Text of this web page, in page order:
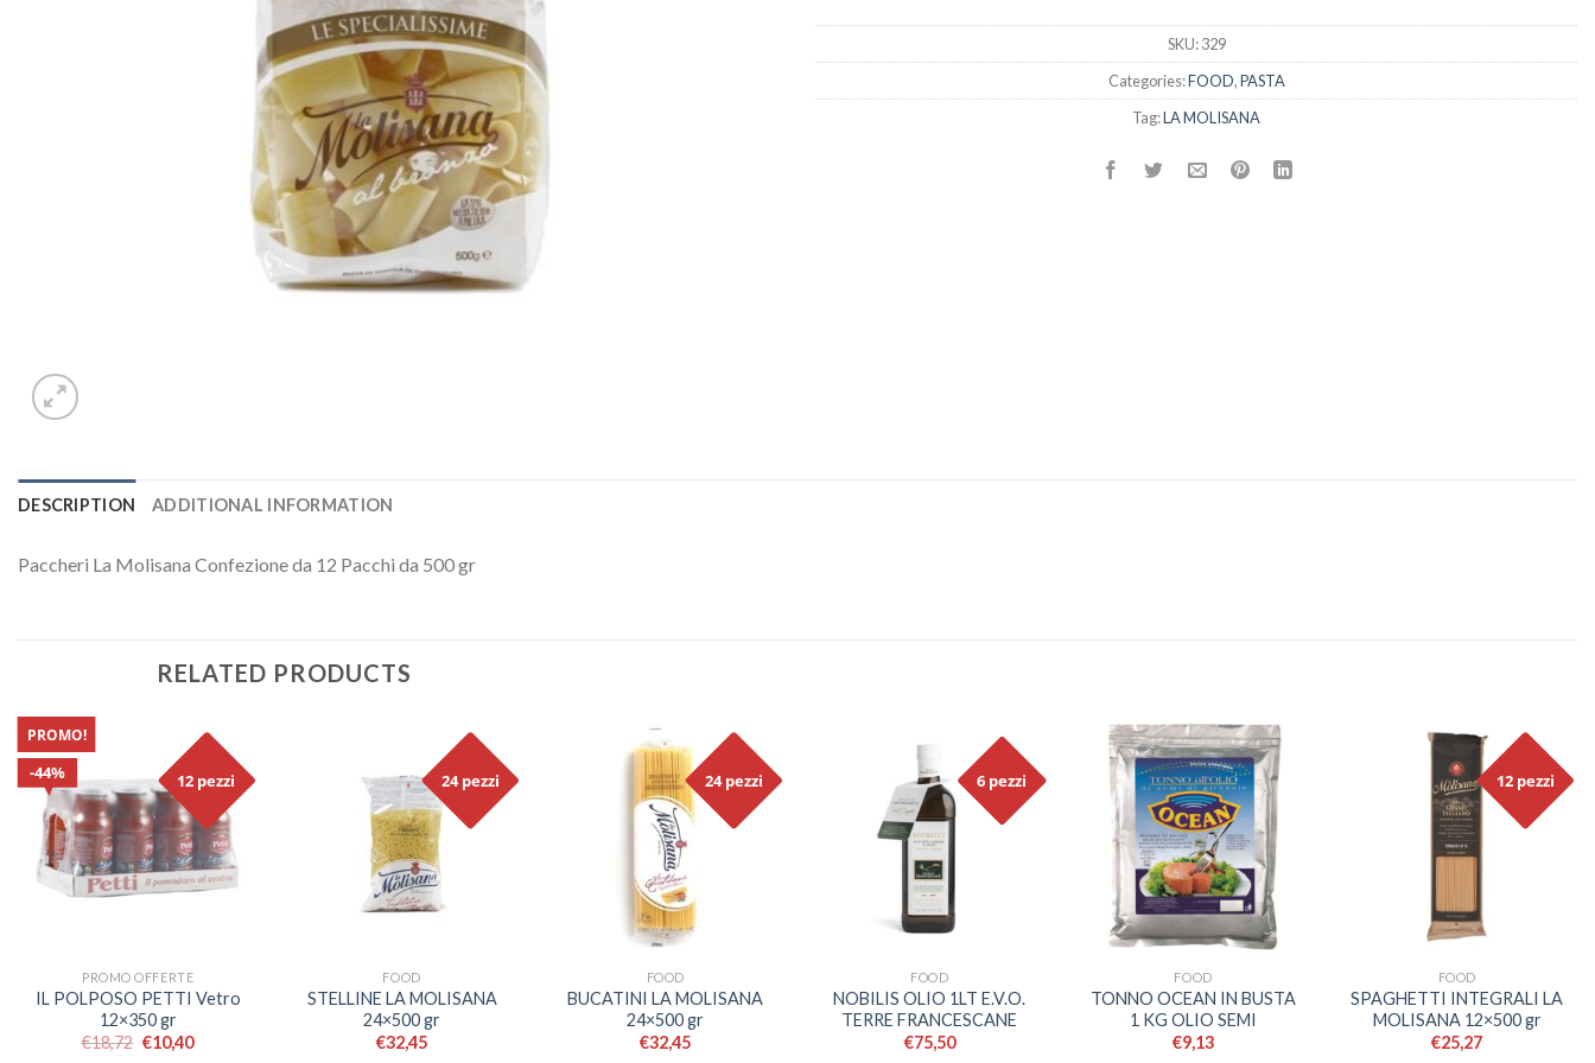
SKU:329
Categories:FOOD,PASTA
Tag:LA MOLISANA
DESCRIPTION ADDITIONAL INFORMATION
Paccheri La Molisana Confezione da 12 Pacchi da 500 gr
RELATED PRODUCTS
12 pezzi
44%
PROMO!
PROMO OFFERTE
IL POLPOSO PETTI Vetro
12×350 gr
€18,72 €10,40
24 pezzi
FOOD
STELLINE LA MOLISANA
24×500 gr
€32,45
24 pezzi
FOOD
BUCATINI LA MOLISANA
24×500 gr
€32,45
6 pezzi
FOOD
NOBILIS OLIO 1LT E.V.O.
TERRE FRANCESCANE
€75,50
FOOD
TONNO OCEAN IN BUSTA
1 KG OLIO SEMI
€9,13
12 pezzi
FOOD
SPAGHETTI INTEGRALI LA
MOLISANA 12×500 gr
€25,27